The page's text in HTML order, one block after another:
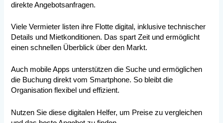
direkte Angebotsanfragen.
Viele Vermieter listen ihre Flotte digital, inklusive technischer
Details und Mietkonditionen. Das spart Zeit und ermöglicht
einen schnellen Überblick über den Markt.
Auch mobile Apps unterstützen die Suche und ermöglichen
die Buchung direkt vom Smartphone. So bleibt die
Organisation flexibel und effizient.
Nutzen Sie diese digitalen Helfer, um Preise zu vergleichen